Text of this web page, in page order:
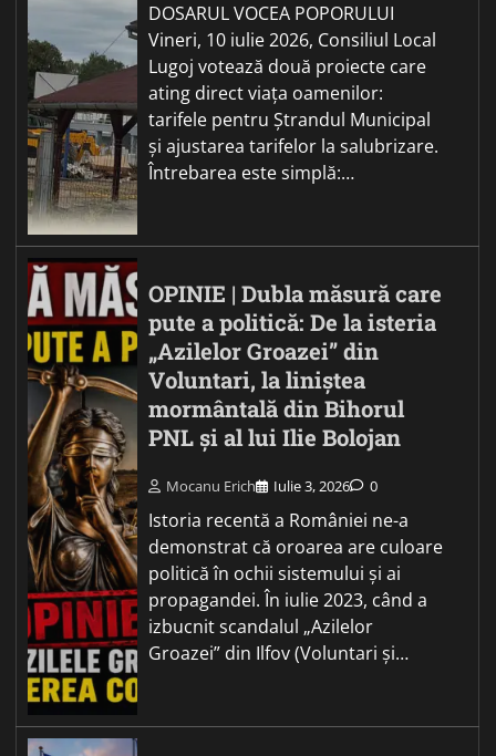
DOSARUL VOCEA POPORULUI
Vineri, 10 iulie 2026, Consiliul Local
Lugoj votează două proiecte care
ating direct viața oamenilor:
tarifele pentru Ștrandul Municipal
și ajustarea tarifelor la salubrizare.
Întrebarea este simplă:…
OPINIE | Dubla măsură care
pute a politică: De la isteria
„Azilelor Groazei” din
Voluntari, la liniștea
mormântală din Bihorul
PNL și al lui Ilie Bolojan
Mocanu Erich Iulie 3, 2026 0
Istoria recentă a României ne-a
demonstrat că oroarea are culoare
politică în ochii sistemului și ai
propagandei. În iulie 2023, când a
izbucnit scandalul „Azilelor
Groazei” din Ilfov (Voluntari și…